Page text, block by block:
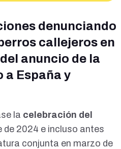
denunciando
callejeros en
anuncio de la
a España y
la celebración del
de 2024 e incluso antes
conjunta en marzo de